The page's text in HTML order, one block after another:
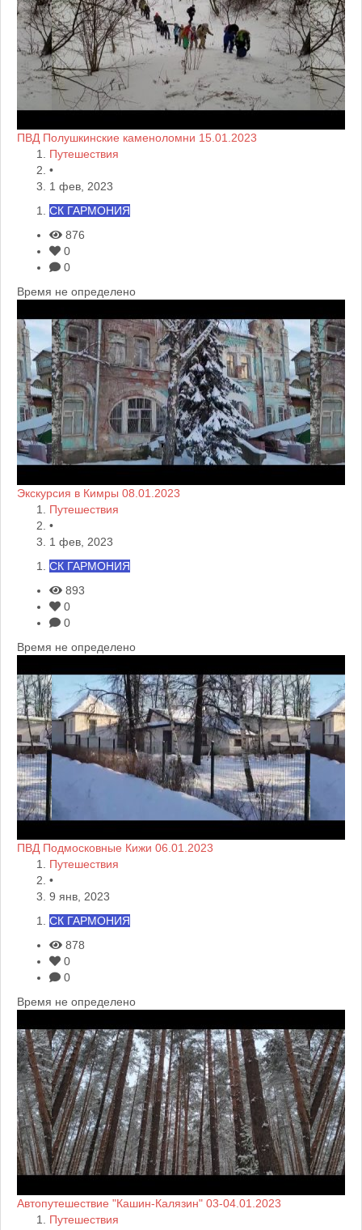
ПВД Полушкинские каменоломни 15.01.2023
Путешествия
•
1 фев, 2023
СК ГАРМОНИЯ
876
0
0
Время не определено
Экскурсия в Кимры 08.01.2023
Путешествия
•
1 фев, 2023
СК ГАРМОНИЯ
893
0
0
Время не определено
ПВД Подмосковные Кижи 06.01.2023
Путешествия
•
9 янв, 2023
СК ГАРМОНИЯ
878
0
0
Время не определено
Автопутешествие "Кашин-Калязин" 03-04.01.2023
Путешествия